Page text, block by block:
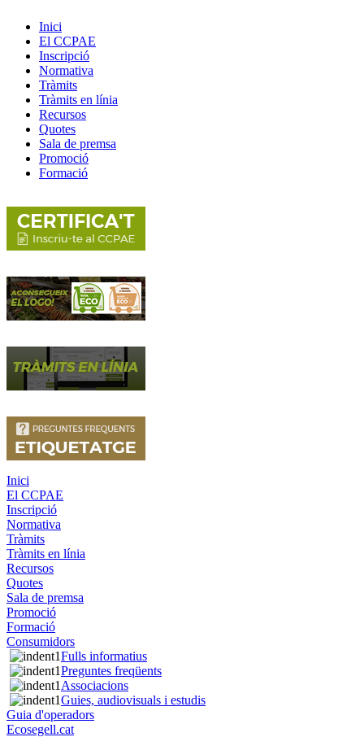
Inici
El CCPAE
Inscripció
Normativa
Tràmits
Tràmits en línia
Recursos
Quotes
Sala de premsa
Promoció
Formació
Inici
El CCPAE
Inscripció
Normativa
Tràmits
Tràmits en línia
Recursos
Quotes
Sala de premsa
Promoció
Formació
Consumidors
Fulls informatius
Preguntes freqüents
Associacions
Guies, audiovisuals i estudis
Guia d'operadors
Ecosegell.cat